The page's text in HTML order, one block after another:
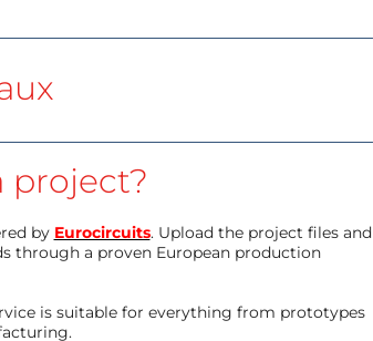
project?
by Eurocircuits. Upload the project files and
through a proven European production
is suitable for everything from prototypes